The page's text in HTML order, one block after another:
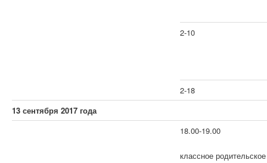
2-10
2-18
13 сентября 2017 года
18.00-19.00
классное